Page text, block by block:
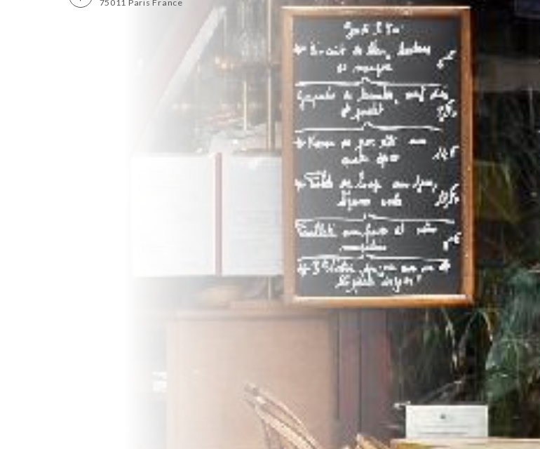
75011 Paris France